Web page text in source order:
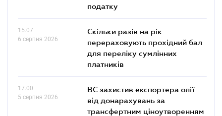
податку
15.07
6 серпня 2026
Скільки разів на рік
перераховують прохідний бал
для переліку сумлінних
платників
17.00
5 серпня 2026
ВС захистив експортера олії
від донарахувань за
трансфертним ціноутворенням